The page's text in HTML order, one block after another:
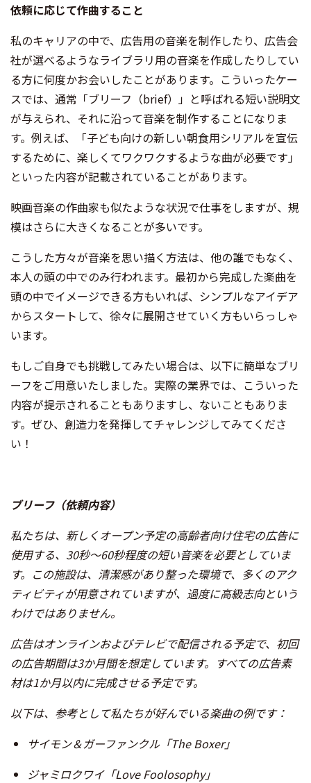
依頼に応じて作曲すること
私のキャリアの中で、広告用の音楽を制作したり、広告会
社が選べるようなライブラリ用の音楽を作成したりしてい
る方に何度かお会いしたことがあります。こういったケー
スでは、通常「ブリーフ（brief）」と呼ばれる短い説明文
が与えられ、それに沿って音楽を制作することになりま
す。例えば、「子ども向けの新しい朝食用シリアルを宣伝
するために、楽しくてワクワクするような曲が必要です」
といった内容が記載されていることがあります。
映画音楽の作曲家も似たような状況で仕事をしますが、規
模はさらに大きくなることが多いです。
こうした方々が音楽を思い描く方法は、他の誰でもなく、
本人の頭の中でのみ行われます。最初から完成した楽曲を
頭の中でイメージできる方もいれば、シンプルなアイデア
からスタートして、徐々に展開させていく方もいらっしゃ
います。
もしご自身でも挑戦してみたい場合は、以下に簡単なブリ
ーフをご用意いたしました。実際の業界では、こういった
内容が提示されることもありますし、ないこともありま
す。ぜひ、創造力を発揮してチャレンジしてみてくださ
い！
ブリーフ（依頼内容）
私たちは、新しくオープン予定の高齢者向け住宅の広告に
使用する、30秒〜60秒程度の短い音楽を必要としていま
す。この施設は、清潔感があり整った環境で、多くのアク
ティビティが用意されていますが、過度に高級志向という
わけではありません。
広告はオンラインおよびテレビで配信される予定で、初回
の広告期間は3か月間を想定しています。すべての広告素
材は1か月以内に完成させる予定です。
以下は、参考として私たちが好んでいる楽曲の例です：
サイモン＆ガーファンクル「The Boxer」
ジャミロクワイ「Love Foolosophy」